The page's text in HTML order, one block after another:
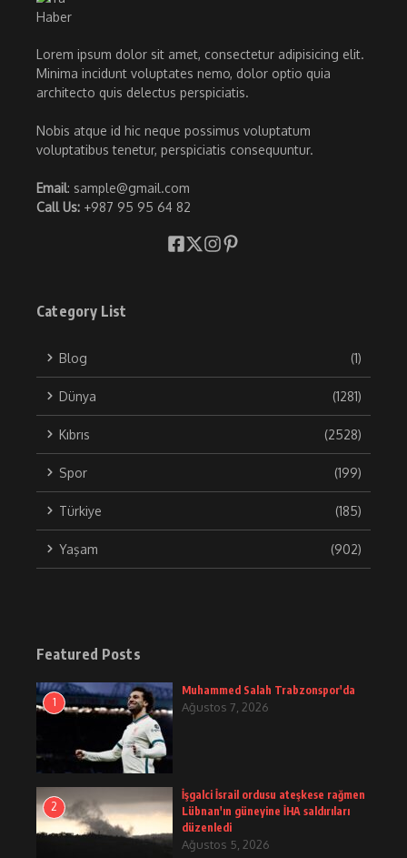
Lorem ipsum dolor sit amet, consectetur adipisicing elit.
Minima incidunt voluptates nemo, dolor optio quia
architecto quis delectus perspiciatis.
Nobis atque id hic neque possimus voluptatum
voluptatibus tenetur, perspiciatis consequuntur.
Email: sample@gmail.com
Call Us: +987 95 95 64 82
Category List
Blog (1)
Dünya (1281)
Kıbrıs (2528)
Spor (199)
Türkiye (185)
Yaşam (902)
Featured Posts
1
Muhammed Salah Trabzonspor'da
Ağustos 7, 2026
2
İşgalci İsrail ordusu ateşkese rağmen
Lübnan'ın güneyine İHA saldırıları
düzenledi
Ağustos 5, 2026